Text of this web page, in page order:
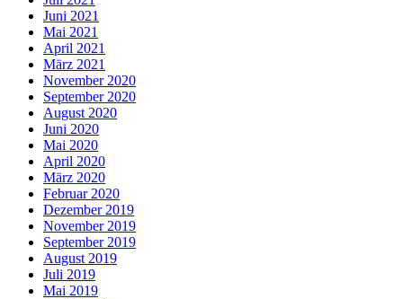
Juni 2021
Mai 2021
April 2021
März 2021
November 2020
September 2020
August 2020
Juni 2020
Mai 2020
April 2020
März 2020
Februar 2020
Dezember 2019
November 2019
September 2019
August 2019
Juli 2019
Mai 2019